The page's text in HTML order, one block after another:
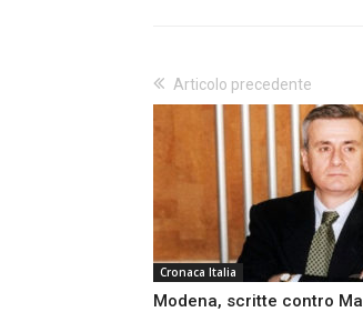
Articolo precedente
Cronaca Italia
Modena, scritte contro